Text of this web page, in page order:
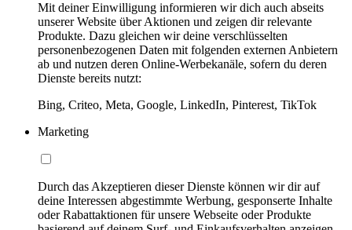
Mit deiner Einwilligung informieren wir dich auch abseits
unserer Website über Aktionen und zeigen dir relevante
Produkte. Dazu gleichen wir deine verschlüsselten
personenbezogenen Daten mit folgenden externen Anbietern
ab und nutzen deren Online-Werbekanäle, sofern du deren
Dienste bereits nutzt:
Bing, Criteo, Meta, Google, LinkedIn, Pinterest, TikTok
Marketing
Durch das Akzeptieren dieser Dienste können wir dir auf
deine Interessen abgestimmte Werbung, gesponserte Inhalte
oder Rabattaktionen für unsere Webseite oder Produkte